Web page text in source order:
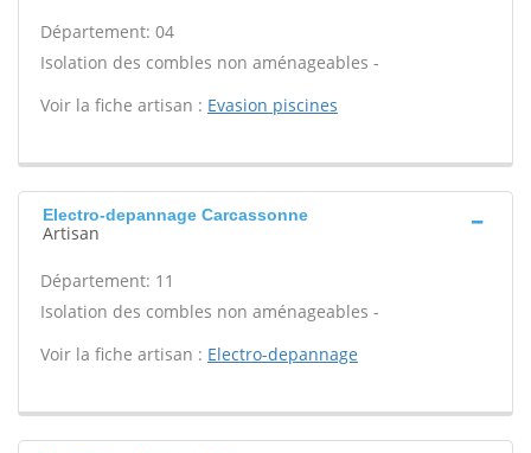
Département: 04
Isolation des combles non aménageables -
Voir la fiche artisan : Evasion piscines
Electro-depannage Carcassonne
Artisan
Département: 11
Isolation des combles non aménageables -
Voir la fiche artisan : Electro-depannage